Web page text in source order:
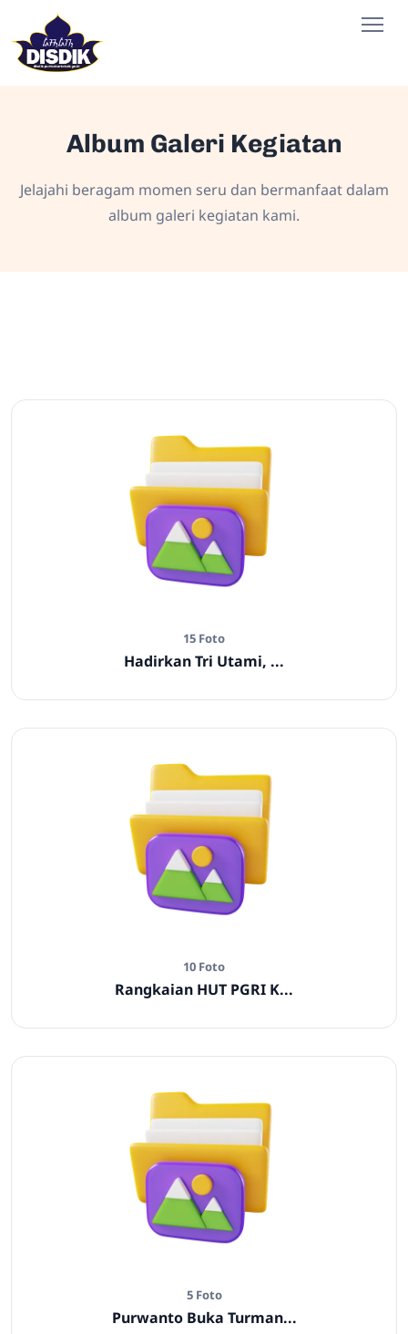
Album Galeri Kegiatan
Jelajahi beragam momen seru dan bermanfaat dalam
album galeri kegiatan kami.
15 Foto
Hadirkan Tri Utami, ...
10 Foto
Rangkaian HUT PGRI K...
5 Foto
Purwanto Buka Turman...